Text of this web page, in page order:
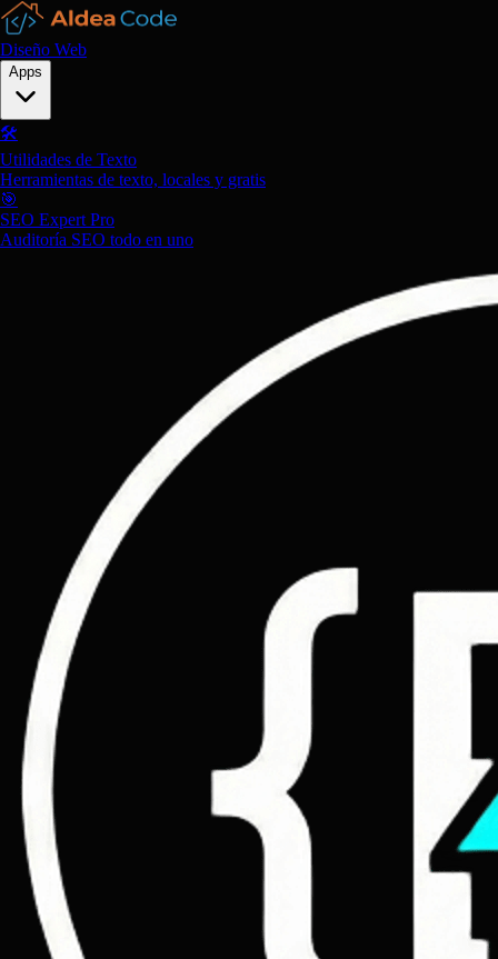
Diseño Web
Apps
🛠️
Utilidades de Texto
Herramientas de texto, locales y gratis
🎯
SEO Expert Pro
Auditoría SEO todo en uno